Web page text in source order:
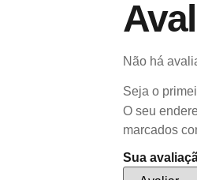
Não há
Seja o
O seu
marcados
Sua